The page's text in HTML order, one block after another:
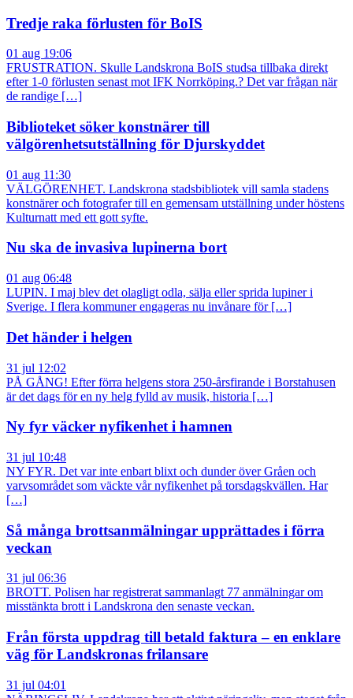
Tredje raka förlusten för BoIS
01 aug 19:06
FRUSTRATION. Skulle Landskrona BoIS studsa tillbaka direkt
efter 1-0 förlusten senast mot IFK Norrköping.? Det var frågan när
de randige […]
Biblioteket söker konstnärer till
välgörenhetsutställning för Djurskyddet
01 aug 11:30
VÄLGÖRENHET. Landskrona stadsbibliotek vill samla stadens
konstnärer och fotografer till en gemensam utställning under höstens
Kulturnatt med ett gott syfte.
Nu ska de invasiva lupinerna bort
01 aug 06:48
LUPIN. I maj blev det olagligt odla, sälja eller sprida lupiner i
Sverige. I flera kommuner engageras nu invånare för […]
Det händer i helgen
31 jul 12:02
PÅ GÅNG! Efter förra helgens stora 250-årsfirande i Borstahusen
är det dags för en ny helg fylld av musik, historia […]
Ny fyr väcker nyfikenhet i hamnen
31 jul 10:48
NY FYR. Det var inte enbart blixt och dunder över Gråen och
varvsområdet som väckte vår nyfikenhet på torsdagskvällen. Har
[…]
Så många brottsanmälningar upprättades i förra
veckan
31 jul 06:36
BROTT. Polisen har registrerat sammanlagt 77 anmälningar om
misstänkta brott i Landskrona den senaste veckan.
Från första uppdrag till betald faktura – en enklare
väg för Landskronas frilansare
31 jul 04:01